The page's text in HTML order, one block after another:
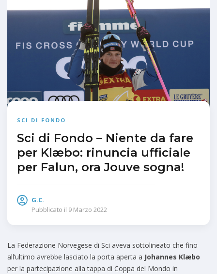
SCI DI FONDO
Sci di Fondo – Niente da fare
per Klæbo: rinuncia ufficiale
per Falun, ora Jouve sogna!
G.C.
Pubblicato il 9 Marzo 2022
La Federazione Norvegese di Sci aveva sottolineato che fino
all’ultimo avrebbe lasciato la porta aperta a Johannes Klæbo
per la partecipazione alla tappa di Coppa del Mondo in